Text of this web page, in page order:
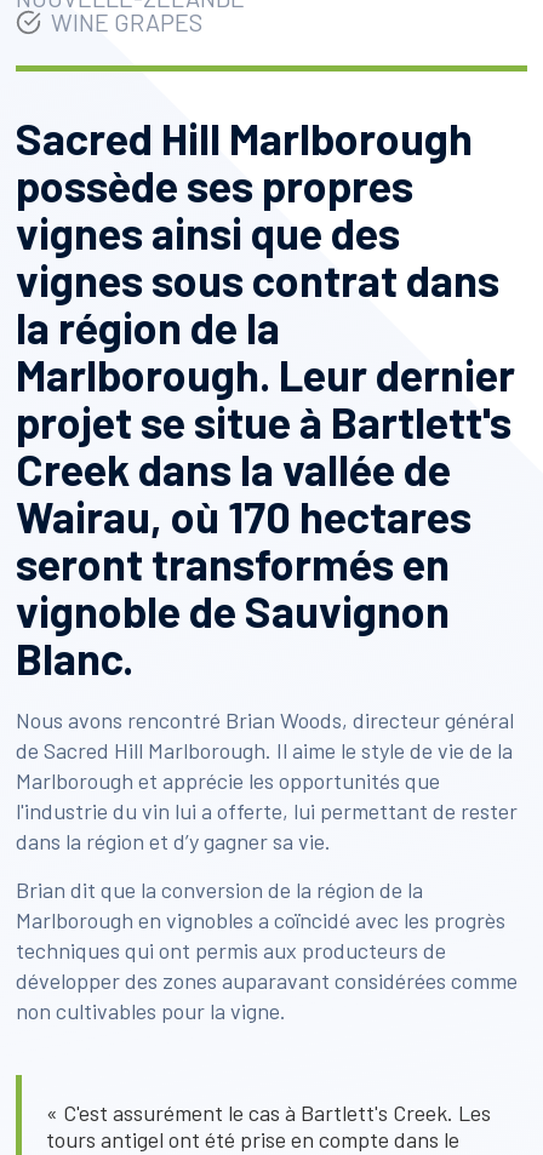
WINE GRAPES
Sacred Hill Marlborough
possède ses propres
vignes ainsi que des
vignes sous contrat dans
la région de la
Marlborough. Leur dernier
projet se situe à Bartlett's
Creek dans la vallée de
Wairau, où 170 hectares
seront transformés en
vignoble de Sauvignon
Blanc.
Nous avons rencontré Brian Woods, directeur général
de Sacred Hill Marlborough. Il aime le style de vie de la
Marlborough et apprécie les opportunités que
l'industrie du vin lui a offerte, lui permettant de rester
dans la région et d’y gagner sa vie.
Brian dit que la conversion de la région de la
Marlborough en vignobles a coïncidé avec les progrès
techniques qui ont permis aux producteurs de
développer des zones auparavant considérées comme
non cultivables pour la vigne.
« C'est assurément le cas à Bartlett's Creek. Les
tours antigel ont été prise en compte dans le